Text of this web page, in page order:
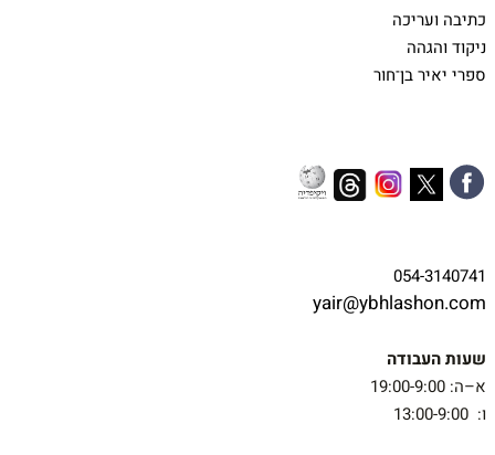
כתיבה ועריכה
ניקוד והגהה
ספרי יאיר בן־חור
054-3140741
yair@ybhlashon.com
שעות העבודה
א–ה: 19:00-9:00
ו: 13:00-9:00